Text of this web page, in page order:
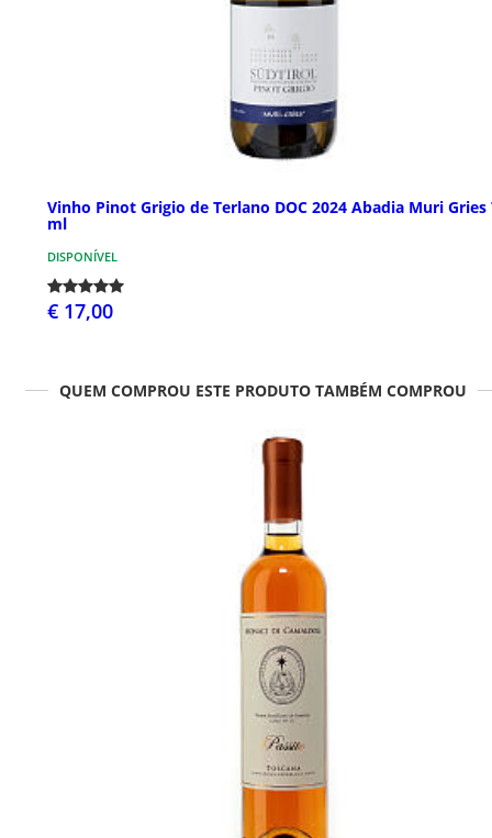
Vinho Pinot Grigio de Terlano DOC 2024 Abadia Muri Gries
ml
DISPONÍVEL
€ 17,00
QUEM COMPROU ESTE PRODUTO TAMBÉM COMPROU